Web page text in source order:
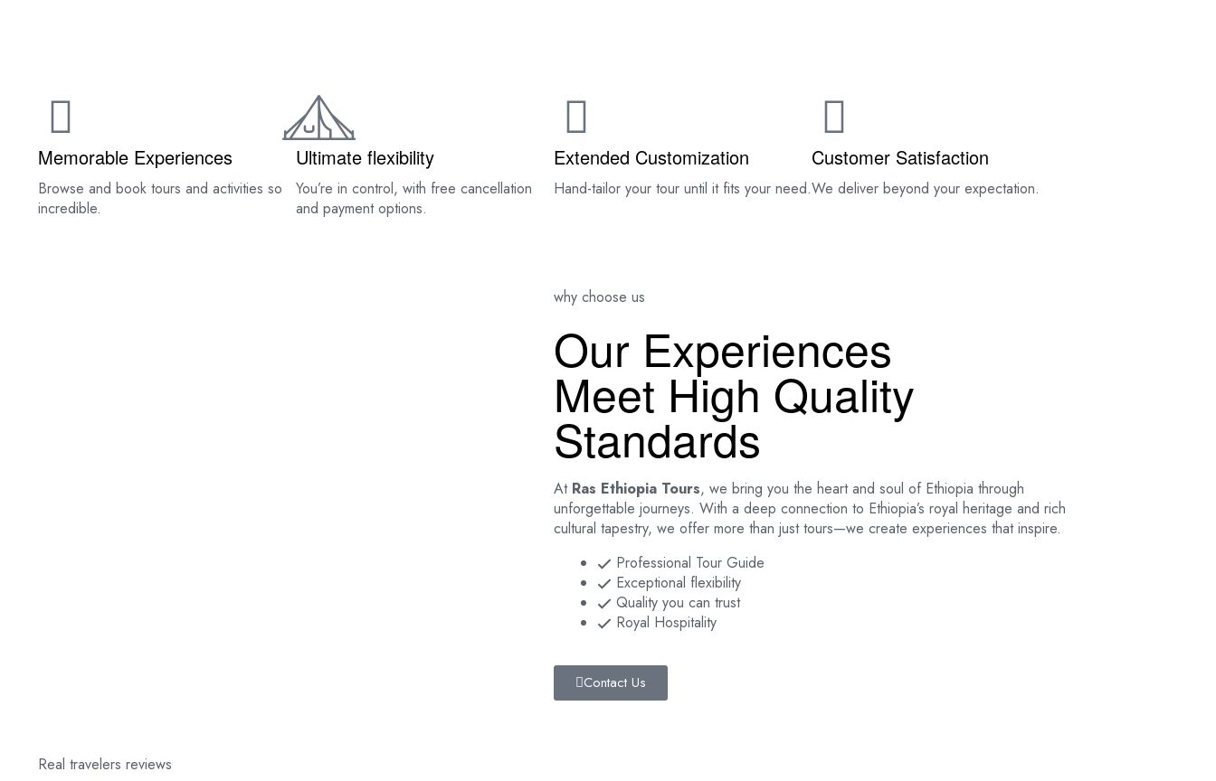
Memorable Experiences
Browse and book tours and activities so
incredible.
Ultimate flexibility
You’re in control, with free cancellation
and payment options.
Extended Customization
Hand-tailor your tour until it fits your need.
Customer Satisfaction
We deliver beyond your expectation.
why choose us
Our Experiences
Meet High Quality
Standards
At Ras Ethiopia Tours, we bring you the heart and soul of Ethiopia through
unforgettable journeys. With a deep connection to Ethiopia’s royal heritage and rich
cultural tapestry, we offer more than just tours—we create experiences that inspire.
Professional Tour Guide
Exceptional flexibility
Quality you can trust
Royal Hospitality
Contact Us
Real travelers reviews